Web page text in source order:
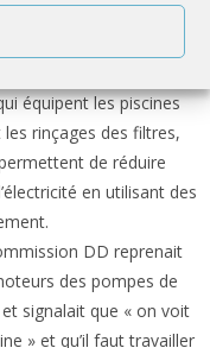
mais doit devenir une
équipent les piscines
rinçages des filtres,
de réduire
en utilisant des
DD reprenait
des pompes de
signalait que « on voit
» et qu’il faut travailler